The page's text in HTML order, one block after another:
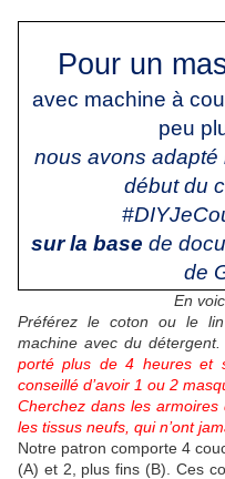
Pour un
avec machine à
peu
nous avons adapté
début du
sur la base de
de
En
Préférez le coton ou le
machine avec du détergent.
porté plus de 4 heures et
conseillé d’avoir 1 ou 2
Cherchez dans les
les tissus neufs, qui n’ont
Notre patron comporte 4
(A) et 2, plus fins (B). Ces